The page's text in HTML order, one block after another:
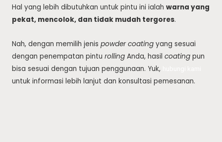
Hal yang lebih dibutuhkan untuk pintu ini ialah warna yang
pekat, mencolok, dan tidak mudah tergores.
Nah, dengan memilih jenis powder coating yang sesuai
dengan penempatan pintu rolling Anda, hasil coating pun
bisa sesuai dengan tujuan penggunaan. Yuk,
untuk informasi lebih lanjut dan konsultasi pemesanan.